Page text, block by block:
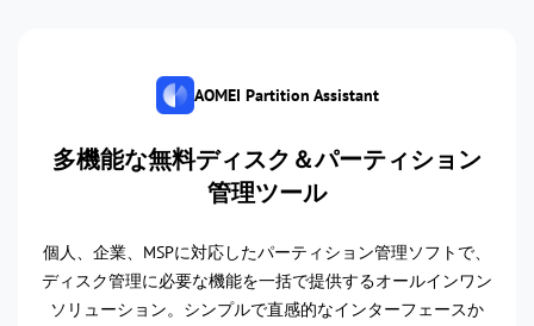
AOMEI Partition Assistant
多機能な無料ディスク＆パーティション
管理ツール
個人、企業、MSPに対応したパーティション管理ソフトで、
ディスク管理に必要な機能を一括で提供するオールインワン
ソリューション。シンプルで直感的なインターフェースか